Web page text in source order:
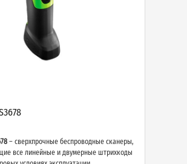
– сверхпрочные беспроводные сканеры,
все линейные и двумерные штрихкоды